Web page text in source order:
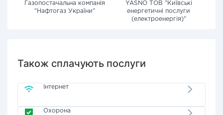
Газопостачальна компанія
"Нафтогаз України"
YASNO ТОВ "Київські
енергетичні послуги
(електроенергія)"
Також сплачують послуги
Інтернет
Охорона